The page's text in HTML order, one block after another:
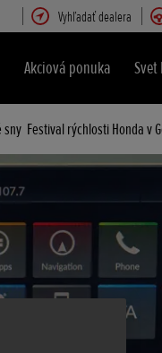
Vyhľadať dealera
Akciová ponuka Svet
sny Festival rýchlosti Honda v